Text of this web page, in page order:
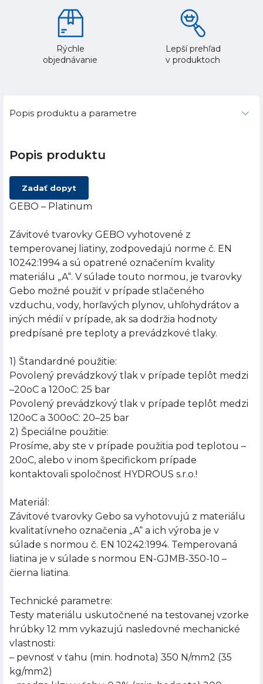
Rýchle
objednávanie
Lepší prehľad
v produktoch
Popis produktu a parametre
Popis produktu
Zadať dopyt
GEBO – Platinum
Závitové tvarovky GEBO vyhotovené z
temperovanej liatiny, zodpovedajú norme č. EN
10242:1994 a sú opatrené označením kvality
materiálu „A“. V súlade touto normou, je tvarovky
Gebo možné použiť v prípade stlačeného
vzduchu, vody, horľavých plynov, uhľohydrátov a
iných médií v prípade, ak sa dodržia hodnoty
predpísané pre teploty a prevádzkové tlaky.
1) Štandardné použitie:
Povolený prevádzkový tlak v prípade teplôt medzi
–20oC a 120oC: 25 bar
Povolený prevádzkový tlak v prípade teplôt medzi
120oC a 300oC: 20–25 bar
2) Špeciálne použitie:
Prosíme, aby ste v prípade použitia pod teplotou –
20oC, alebo v inom špecifickom prípade
kontaktovali spoločnosť HYDROUS s.r.o.!
Materiál:
Závitové tvarovky Gebo sa vyhotovujú z materiálu
kvalitatívneho označenia „A“ a ich výroba je v
súlade s normou č. EN 10242:1994. Temperovaná
liatina je v súlade s normou EN-GJMB-350-10 –
čierna liatina.
Technické parametre:
Testy materiálu uskutočnené na testovanej vzorke
hrúbky 12 mm vykazujú nasledovné mechanické
vlastnosti:
– pevnosť v ťahu (min. hodnota) 350 N/mm2 (35
kg/mm2)